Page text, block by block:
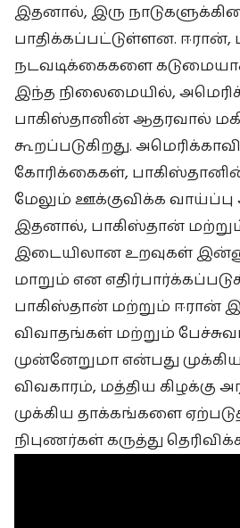
இதனால், இரு
பாதிக்கப்பட்டுள்ளன. ஈரான்,
நடவடிக்கைகளை
இந்த நிலைமையில்,
பாகிஸ்தானின் ஆதரவால்
கூறப்படுகிறது.
கோரிக்கைகள்,
மேலும் ஊக்குவிக்க வாய்ப்பு
இதனால், பாகிஸ்தான்
இடையிலான உறவுகள்
மாறும் என
பாகிஸ்தான் மற்றும் ஈரான்
விவாதங்கள் மற்றும்
முன்னேறுமா என்பது
விவகாரம், மத்திய கிழக்கு
முக்கிய தாக்கங்களை
நிபுணர்கள் கருத்து